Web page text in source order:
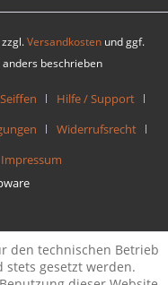
Versandkosten und ggf.
beschrieben
Hilfe / Support
Widerrufsrecht
Impressum
den technischen Betrieb
gesetzt werden.